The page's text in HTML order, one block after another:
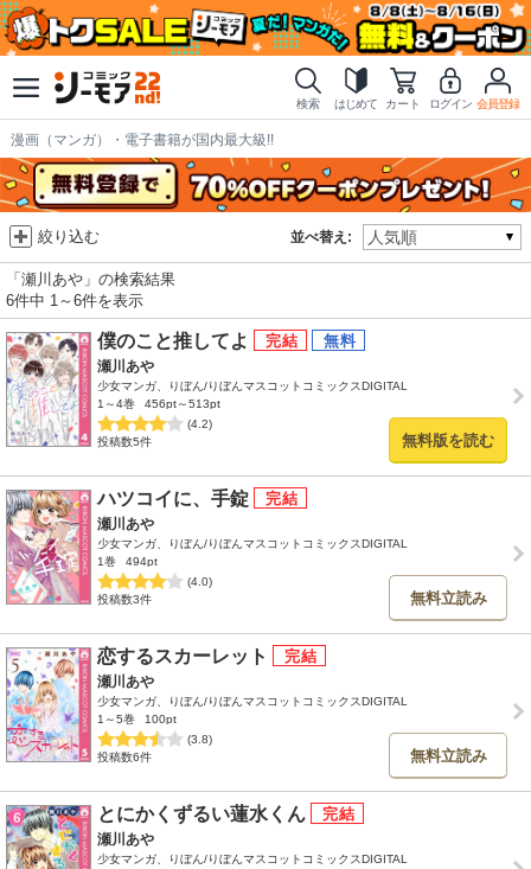
検索 はじめて カート ログイン 会員登録
漫画（マンガ）・電子書籍が国内最大級!!
並べ替え:
絞り込む
「瀬川あや」の検索結果
6件中 1～6件を表示
僕のこと推してよ
瀬川あや
少女マンガ、りぼん/りぼんマスコットコミックスDIGITAL
1～4巻
456pt～513pt
(4.2)
投稿数5件
無料版を読む
ハツコイに、手錠
瀬川あや
少女マンガ、りぼん/りぼんマスコットコミックスDIGITAL
1巻
494pt
(4.0)
投稿数3件
無料立読み
恋するスカーレット
瀬川あや
少女マンガ、りぼん/りぼんマスコットコミックスDIGITAL
1～5巻
100pt
(3.8)
投稿数6件
無料立読み
とにかくずるい蓮水くん
瀬川あや
少女マンガ、りぼん/りぼんマスコットコミックスDIGITAL